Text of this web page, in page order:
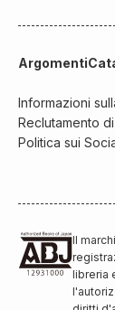
Argomenti
Informazioni
Reclutamento
Politica sui
Il
libreria